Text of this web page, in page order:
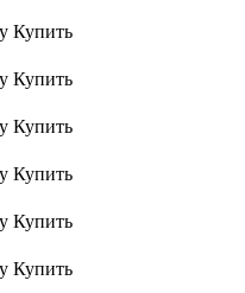
Купить
Купить
Купить
Купить
Купить
Купить